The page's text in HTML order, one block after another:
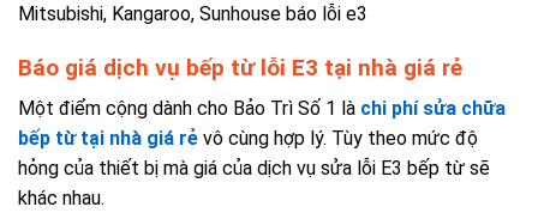
Mitsubishi, Kangaroo, Sunhouse báo lỗi e3
Báo giá dịch vụ bếp từ lỗi E3 tại nhà giá rẻ
Một điểm cộng dành cho Bảo Trì Số 1 là chi phí sửa chữa
bếp từ tại nhà giá rẻ vô cùng hợp lý. Tùy theo mức độ
hỏng của thiết bị mà giá của dịch vụ sửa lỗi E3 bếp từ sẽ
khác nhau.